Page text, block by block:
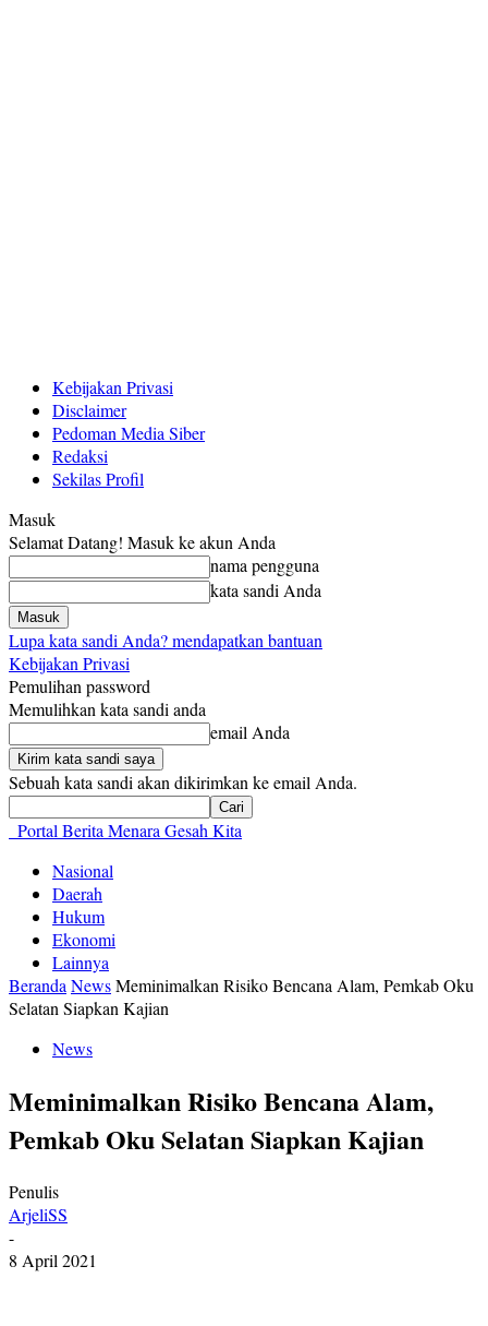
Kebijakan Privasi
Disclaimer
Pedoman Media Siber
Redaksi
Sekilas Profil
Masuk
Selamat Datang! Masuk ke akun Anda
nama pengguna
kata sandi Anda
Lupa kata sandi Anda? mendapatkan bantuan
Kebijakan Privasi
Pemulihan password
Memulihkan kata sandi anda
email Anda
Sebuah kata sandi akan dikirimkan ke email Anda.
Portal Berita Menara Gesah Kita
Nasional
Daerah
Hukum
Ekonomi
Lainnya
Beranda NewsMeminimalkan Risiko Bencana Alam, Pemkab Oku
Selatan Siapkan Kajian
News
Meminimalkan Risiko Bencana Alam,
Pemkab Oku Selatan Siapkan Kajian
Penulis
ArjeliSS
-
8 April 2021